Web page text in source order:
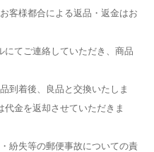
客様都合による返品・返金はお
にてご連絡していただき、商品
到着後、良品と交換いたしま
金を返却させていただきま
紛失等の郵便事故についての責